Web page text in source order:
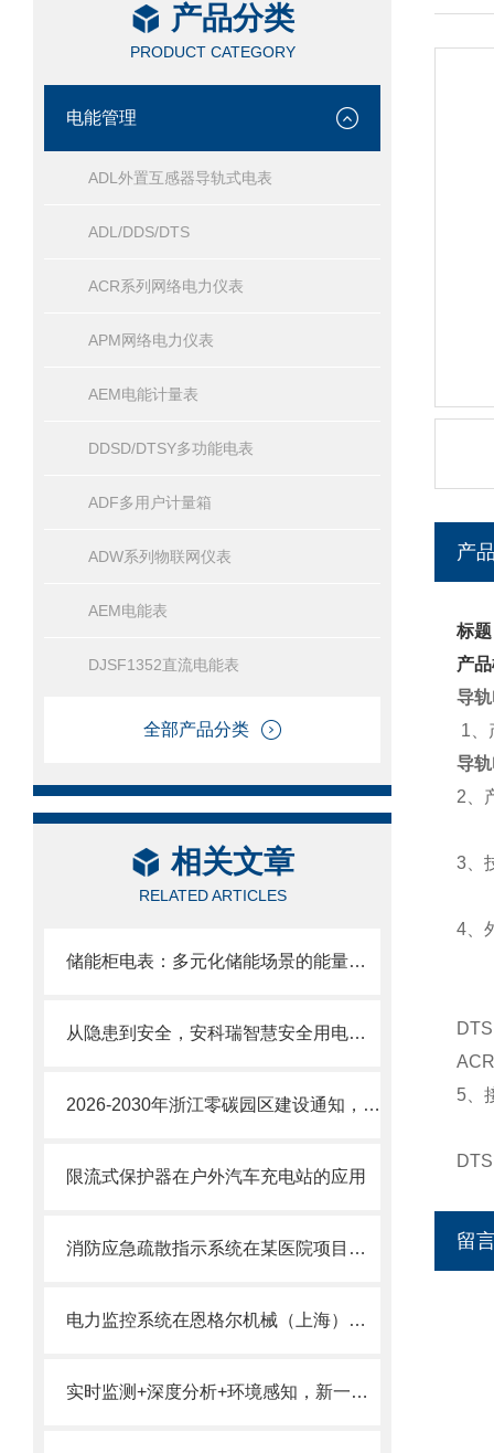
产品分类
PRODUCT CATEGORY
电能管理
ADL外置互感器导轨式电表
ADL/DDS/DTS
ACR系列网络电力仪表
APM网络电力仪表
AEM电能计量表
DDSD/DTSY多功能电表
ADF多用户计量箱
ADW系列物联网仪表
AEM电能表
DJSF1352直流电能表
全部产品分类
相关文章
RELATED ARTICLES
储能柜电表：多元化储能场景的能量计量管理中枢
从隐患到安全，安科瑞智慧安全用电方案筑牢用电 “防火墙”
2026-2030年浙江零碳园区建设通知，构建“源网荷储能碳”协同管理平台
限流式保护器在户外汽车充电站的应用
消防应急疏散指示系统在某医院项目的应用
电力监控系统在恩格尔机械（上海）有限公司生产厂房四期扩建项目的应用
实时监测+深度分析+环境感知，新一代电能管理系统的三重革新
/
产
标
产
导
1、
导
2、
3、
4、
5、
留